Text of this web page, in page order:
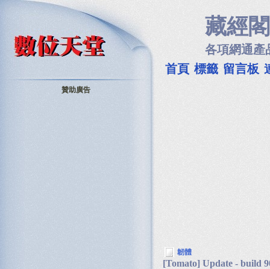
藏經閣
各項網通產
首頁 標籤 留言板
韌體
[Tomato] Update - build
贊助廣告